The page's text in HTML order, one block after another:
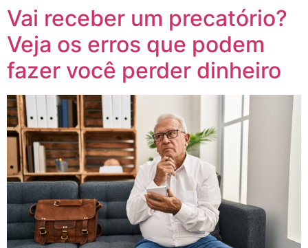
Vai receber um precatório?
Veja os erros que podem
fazer você perder dinheiro